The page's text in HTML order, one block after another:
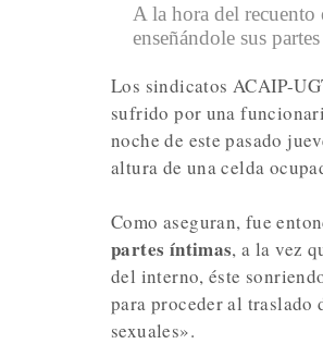
A la hora del
enseñándole sus
Los sindicatos ACAIP-
sufrido por una
noche de este pasado
altura de una celda
Como aseguran, fue
partes íntimas, a la vez
del interno, éste
para proceder al traslado
sexuales».